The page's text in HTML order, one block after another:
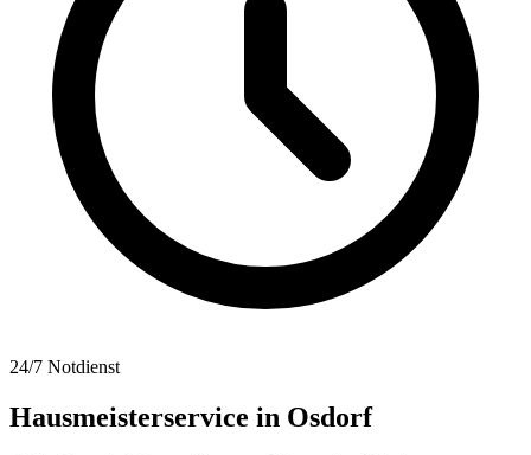
24/7 Notdienst
Hausmeisterservice in Osdorf